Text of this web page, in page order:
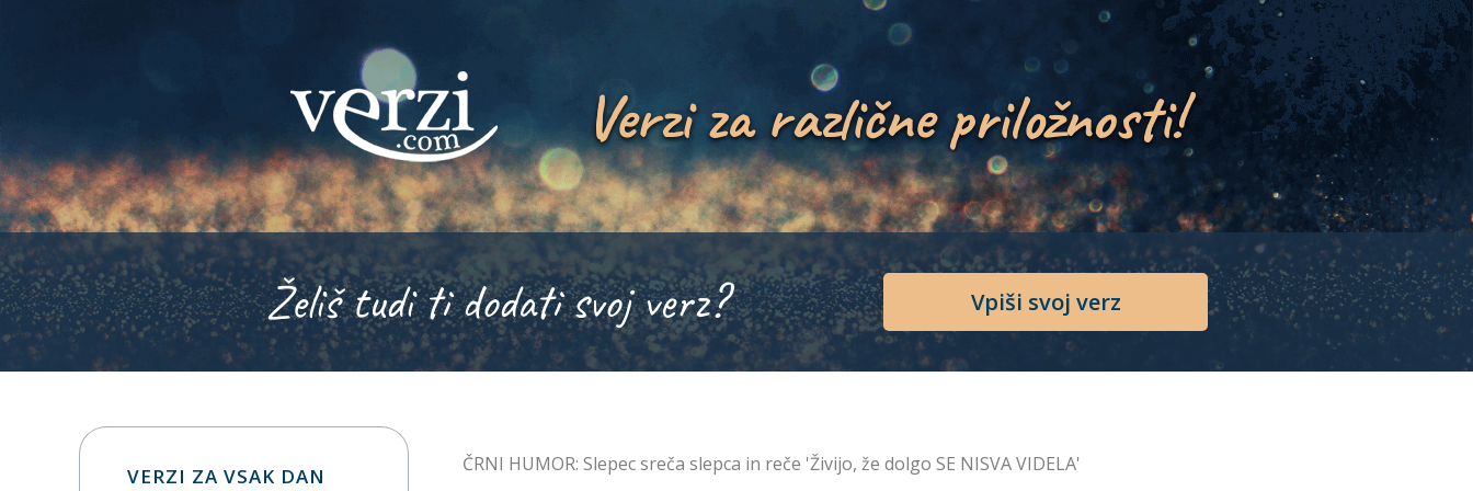
Verzi za različne priložnosti!
Želiš tudi ti dodati svoj verz? Vpiši svoj verz
ČRNI HUMOR: Slepec sreča slepca in reče 'Živijo, že dolgo SE NISVA VIDELA'
VERZI ZA VSAK DAN